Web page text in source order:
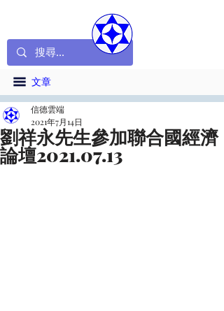
文章
劉祥永先生參加聯合國經濟
論壇2021.07.13
信德雲端
2021年7月14日